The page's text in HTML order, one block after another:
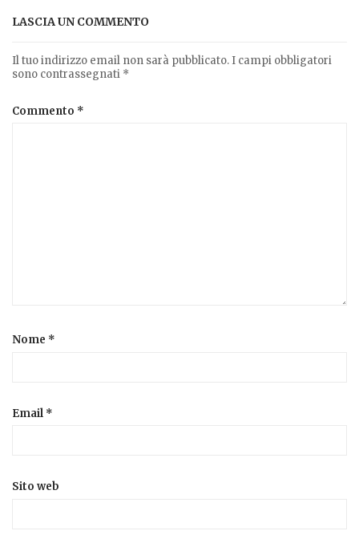
LASCIA UN COMMENTO
Il tuo indirizzo email non sarà pubblicato. I campi obbligatori
sono contrassegnati *
Commento *
Nome *
Email *
Sito web